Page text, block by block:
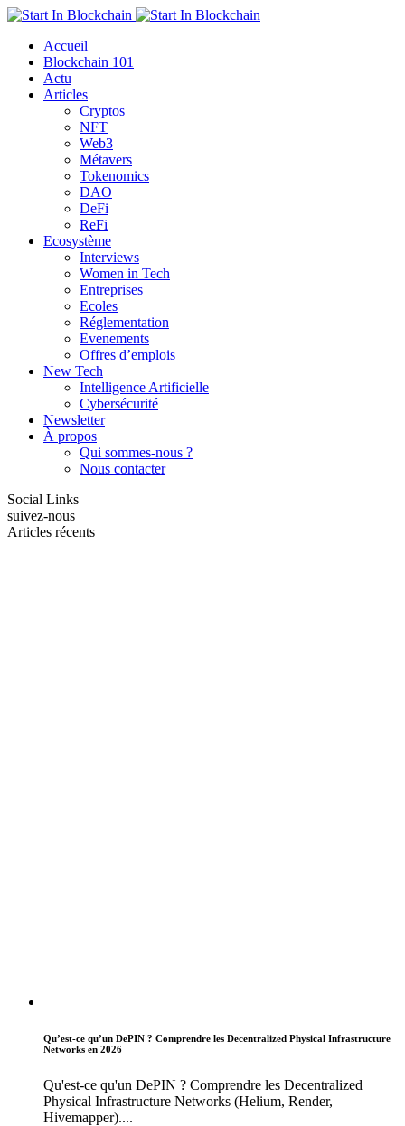
Accueil
Blockchain 101
Actu
Articles
Cryptos
NFT
Web3
Métavers
Tokenomics
DAO
DeFi
ReFi
Ecosystème
Interviews
Women in Tech
Entreprises
Ecoles
Réglementation
Evenements
Offres d’emplois
New Tech
Intelligence Artificielle
Cybersécurité
Newsletter
À propos
Qui sommes-nous ?
Nous contacter
Social Links
suivez-nous
Articles récents
Qu’est-ce qu’un DePIN ? Comprendre les Decentralized Physical Infrastructure
Networks en 2026
Qu'est-ce qu'un DePIN ? Comprendre les Decentralized
Physical Infrastructure Networks (Helium, Render,
Hivemapper)....